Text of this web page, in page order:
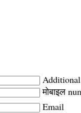
मोबाइल
Email